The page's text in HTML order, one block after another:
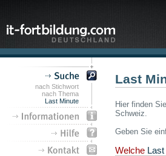
nach Stichwort
nach Thema
Last Minute
Last
Hier finden
Schweiz.
Geben Sie
Welche